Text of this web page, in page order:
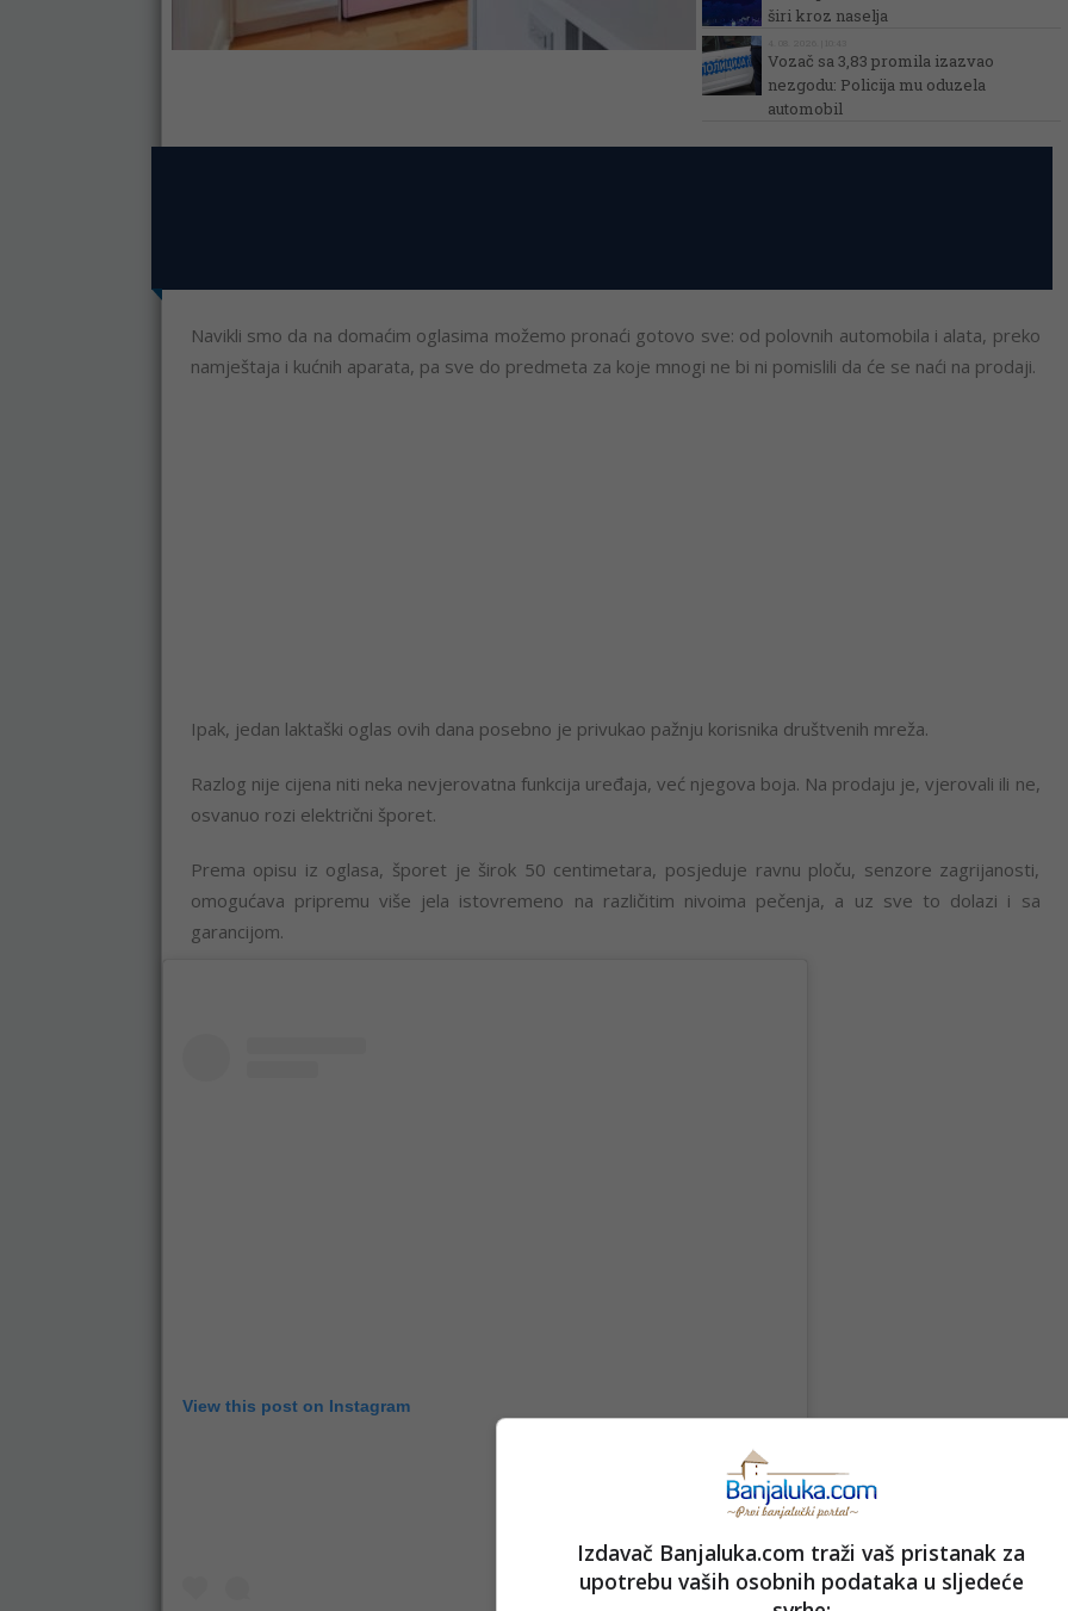
širi kroz naselja
Vozač sa 3,83 promila izazvao
nezgodu: Policija mu oduzela
automobil
Navikli smo da na domaćim oglasima možemo pronaći gotovo sve: od polovnih automobila i alata, preko
namještaja i kućnih aparata, pa sve do predmeta za koje mnogi ne bi ni pomislili da će se naći na prodaji.
Ipak, jedan laktaški oglas ovih dana posebno je privukao pažnju korisnika društvenih mreža.
Razlog nije cijena niti neka nevjerovatna funkcija uređaja, već njegova boja. Na prodaju je, vjerovali ili ne,
osvanuo rozi električni šporet.
Prema opisu iz oglasa, šporet je širok 50 centimetara, posjeduje ravnu ploču, senzore zagrijanosti,
omogućava pripremu više jela istovremeno na različitim nivoima pečenja, a uz sve to dolazi i sa
garancijom.
View this post on Instagram
Izdavač Banjaluka.com traži vaš pristanak za
upotrebu vaših osobnih podataka u sljedeće